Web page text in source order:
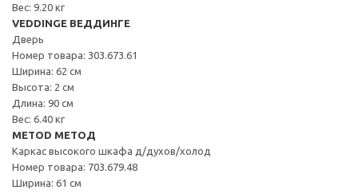
Вес: 9.20 кг
VEDDINGE ВЕДДИНГЕ
Дверь
Номер товара: 303.673.61
Ширина: 62 см
Высота: 2 см
Длина: 90 см
Вес: 6.40 кг
METOD МЕТОД
Каркас высокого шкафа д/духов/холод
Номер товара: 703.679.48
Ширина: 61 см